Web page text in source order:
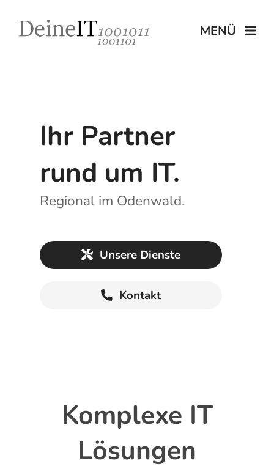
MENÜ
Ihr Partner
rund um IT.
Regional im Odenwald.
Unsere Dienste
Kontakt
Komplexe IT
Lösungen